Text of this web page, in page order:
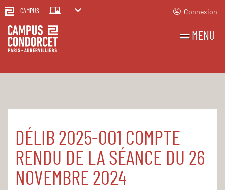
CAMPUS Connexion
MENU
Accueil Le Campus
Établissement public
Registre des actes administratifs
Délibérations CA 2025
DÉLIB 2025-001 COMPTE
RENDU DE LA SÉANCE DU 26
NOVEMBRE 2024